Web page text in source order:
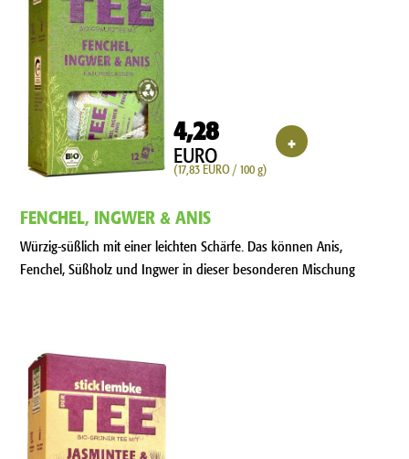
4,28
EURO
(17,83 EURO / 100 g)
+
FENCHEL, INGWER & ANIS
Würzig-süßlich mit einer leichten Schärfe. Das können Anis,
Fenchel, Süßholz und Ingwer in dieser besonderen Mischung